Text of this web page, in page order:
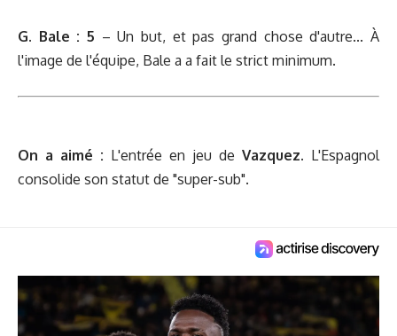
G. Bale : 5 – Un but, et pas grand chose d'autre... À
l'image de l'équipe, Bale a a fait le strict minimum.
On a aimé : L'entrée en jeu de Vazquez. L'Espagnol
consolide son statut de "super-sub".